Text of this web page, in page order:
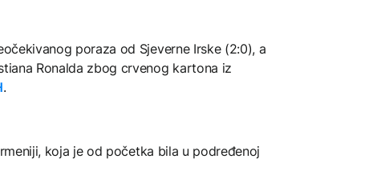
poraza od Sjeverne Irske (2:0), a
Ronalda zbog crvenog kartona iz
.
koja je od početka bila u podređenoj